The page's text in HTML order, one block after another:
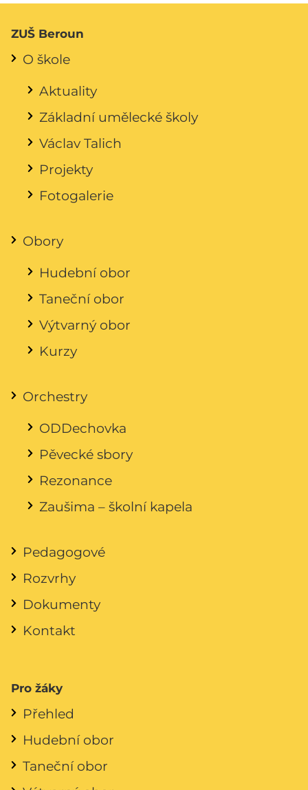
ZUŠ Beroun
O škole
Aktuality
Základní umělecké školy
Václav Talich
Projekty
Fotogalerie
Obory
Hudební obor
Taneční obor
Výtvarný obor
Kurzy
Orchestry
ODDechovka
Pěvecké sbory
Rezonance
Zaušima – školní kapela
Pedagogové
Rozvrhy
Dokumenty
Kontakt
Pro žáky
Přehled
Hudební obor
Taneční obor